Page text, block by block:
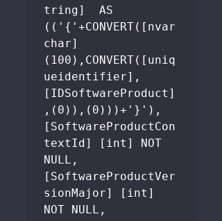
tring]  AS
(('{'+CONVERT([nvar
char]
(100),CONVERT([uniq
ueidentifier],
[IDSoftwareProduct]
,(0)),(0)))+'}'),
[SoftwareProductCon
textId] [int] NOT
NULL,
[SoftwareProductVer
sionMajor] [int]
NOT NULL,